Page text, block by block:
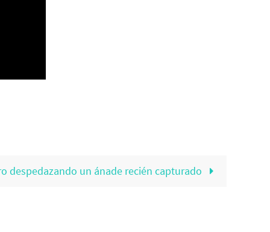
despedazando un ánade recién capturado